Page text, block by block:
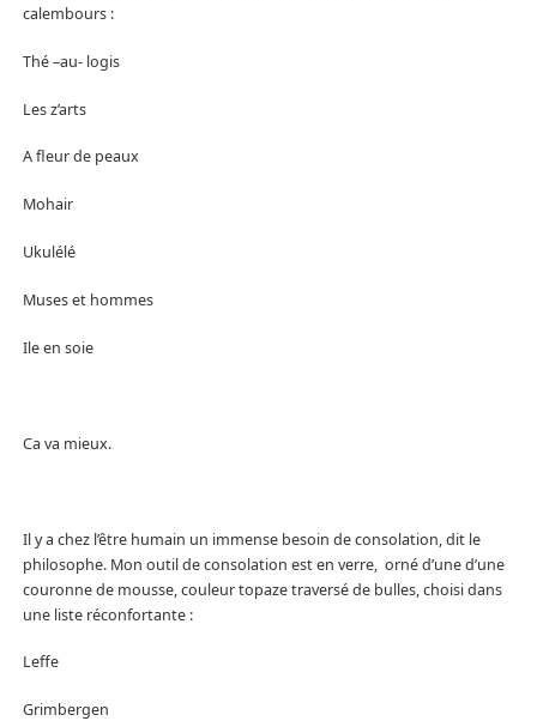
calembours :
Thé –au- logis
Les z’arts
A fleur de peaux
Mohair
Ukulélé
Muses et hommes
Ile en soie
Ca va mieux.
Il y a chez l’être humain un immense besoin de consolation, dit le
philosophe. Mon outil de consolation est en verre, orné d’une d’une
couronne de mousse, couleur topaze traversé de bulles, choisi dans
une liste réconfortante :
Leffe
Grimbergen